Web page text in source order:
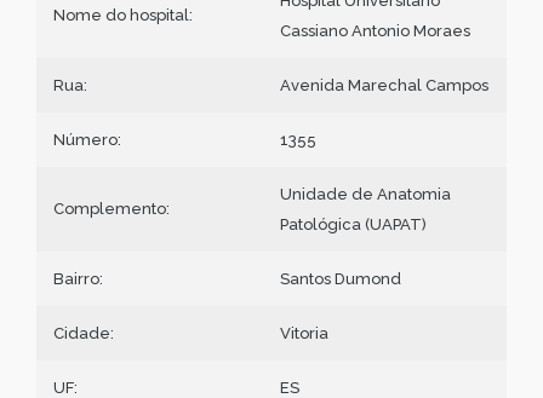
Nome do hospital:
Cassiano Antonio Moraes
Rua: Avenida Marechal Campos
Número: 1355
Complemento:
Unidade de Anatomia
Patológica (UAPAT)
Bairro: Santos Dumond
Cidade: Vitoria
UF: ES